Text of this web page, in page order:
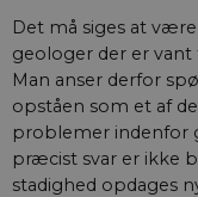
Det må siges at
geologer der er vant
Man anser derfor
opståen som et af
problemer indenfor
præcist svar er ikke
stadighed opdages